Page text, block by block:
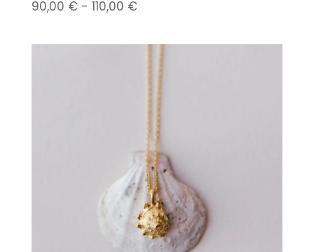
90,00 € - 110,00 €Rango
precios:
desde
hasta
110,00 €